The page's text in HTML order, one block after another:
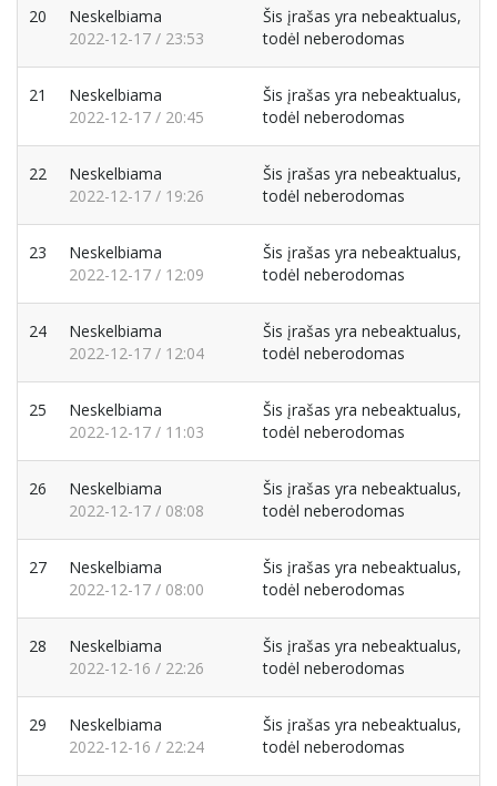
20
Neskelbiama
2022-12-17 / 23:53
Šis įrašas yra nebeaktualus,
todėl neberodomas
21
Neskelbiama
2022-12-17 / 20:45
Šis įrašas yra nebeaktualus,
todėl neberodomas
22
Neskelbiama
2022-12-17 / 19:26
Šis įrašas yra nebeaktualus,
todėl neberodomas
23
Neskelbiama
2022-12-17 / 12:09
Šis įrašas yra nebeaktualus,
todėl neberodomas
24
Neskelbiama
2022-12-17 / 12:04
Šis įrašas yra nebeaktualus,
todėl neberodomas
25
Neskelbiama
2022-12-17 / 11:03
Šis įrašas yra nebeaktualus,
todėl neberodomas
26
Neskelbiama
2022-12-17 / 08:08
Šis įrašas yra nebeaktualus,
todėl neberodomas
27
Neskelbiama
2022-12-17 / 08:00
Šis įrašas yra nebeaktualus,
todėl neberodomas
28
Neskelbiama
2022-12-16 / 22:26
Šis įrašas yra nebeaktualus,
todėl neberodomas
29
Neskelbiama
2022-12-16 / 22:24
Šis įrašas yra nebeaktualus,
todėl neberodomas